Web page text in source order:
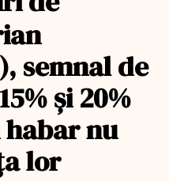
semnal de
și 20%
nu
lor